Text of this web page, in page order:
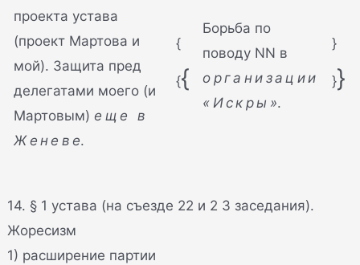
проекта устава
(проект Мартова и
мой). Защита пред
делегатами моего (и
Мартовым)еще в
Женеве.
{
{{
Борьба по
поводу NN в
организации
«Искры».
}
}}
14. § 1 устава (на съезде 22 и 2 3 заседания).
Жоресизм
1) расширение партии